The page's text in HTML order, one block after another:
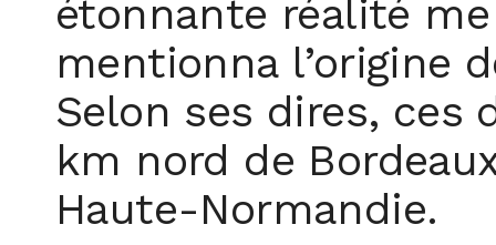
étonnante réalité
mentionna l’origine
Selon ses dires, ces
km nord de
Haute-Normandie.